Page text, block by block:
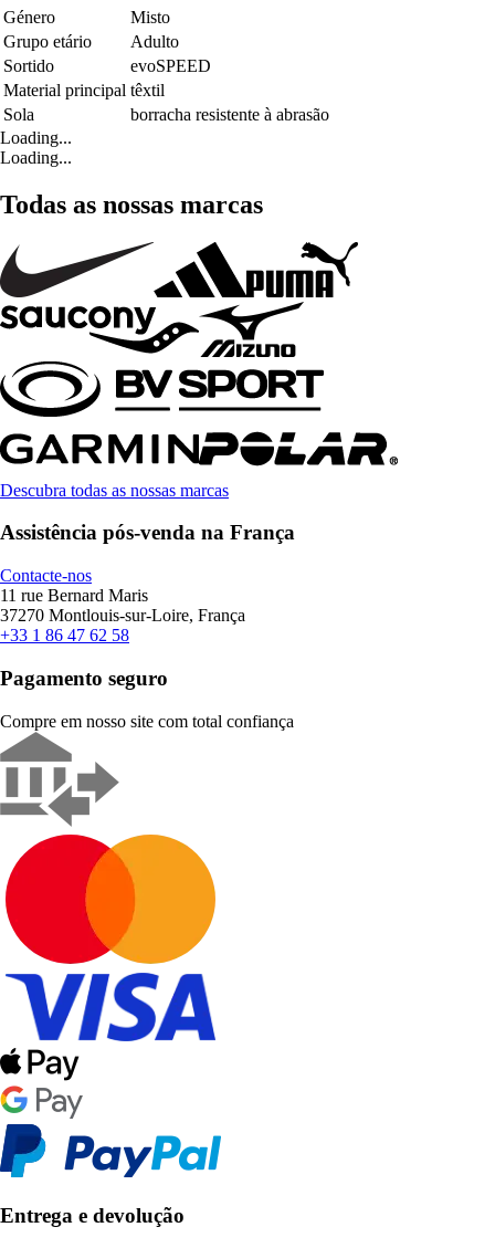
Género
Misto
Grupo etário
Adulto
Sortido
evoSPEED
Material principal têxtil
Sola
borracha resistente à abrasão
Loading...
Loading...
Todas as nossas marcas
Descubra todas as nossas marcas
Assistência pós-venda na França
Contacte-nos
11 rue Bernard Maris
37270 Montlouis-sur-Loire, França
+33 1 86 47 62 58
Pagamento seguro
Compre em nosso site com total confiança
Entrega e devolução